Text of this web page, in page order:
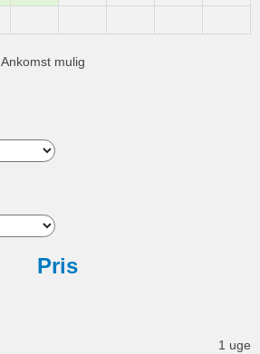
Ankomst mulig
Pris
1 uge